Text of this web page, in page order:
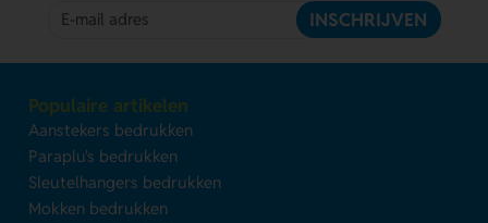
INSCHRIJVEN
Populaire artikelen
Aanstekers bedrukken
Paraplu's bedrukken
Sleutelhangers bedrukken
Mokken bedrukken